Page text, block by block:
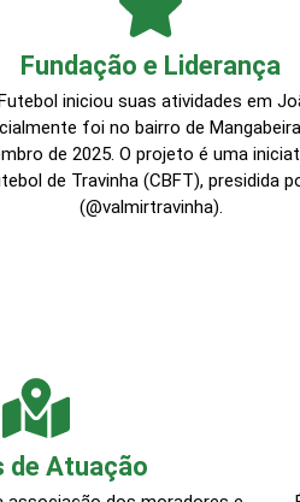
Fundação e Liderança
iniciou suas atividades em
foi no bairro de
de 2025. O projeto é uma
de Travinha (CBFT), presidida
(@valmirtravinha).
de Atuação